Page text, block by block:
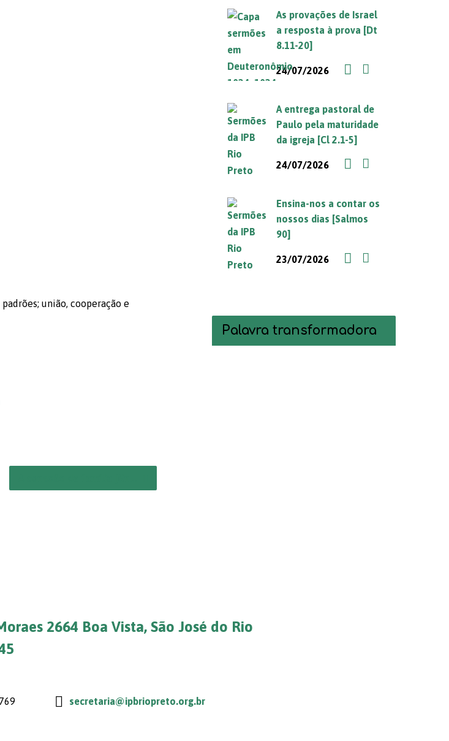
união, cooperação e
As provações de Israel
a resposta à prova [Dt
8.11-20]
24/07/2026
A entrega pastoral de
Paulo pela maturidade
da igreja [Cl 2.1-5]
24/07/2026
Ensina-nos a contar os
nossos dias [Salmos
90]
23/07/2026
Palavra transformadora
2664 Boa Vista, São José do Rio
secretaria@ipbriopreto.org.br